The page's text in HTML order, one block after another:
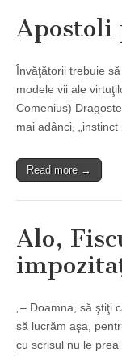
Învăţătorii trebuie
modele vii ale
Comenius)
mai adânci,
Read more →
Alo,
„– Doamna, să ştiţi
să lucrăm aşa,
cu scrisul nu le